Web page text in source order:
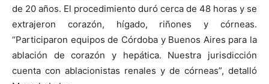
de 20 años. El procedimiento duró cerca de 48 horas y se
extrajeron corazón, hígado, riñones y córneas.
“Participaron equipos de Córdoba y Buenos Aires para la
ablación de corazón y hepática. Nuestra jurisdicción
cuenta con ablacionistas renales y de córneas”, detalló